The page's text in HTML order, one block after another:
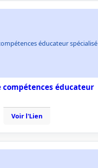
éducateur spécialisé
compétences éducateur
Voir l'Lien